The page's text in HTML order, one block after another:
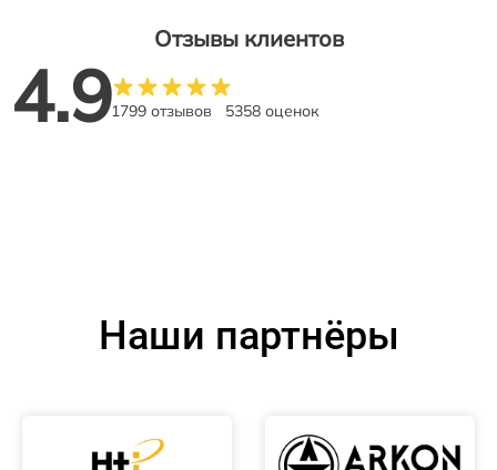
Отзывы клиентов
4.91799 отзывов 5358 оценок
Наши партнёры